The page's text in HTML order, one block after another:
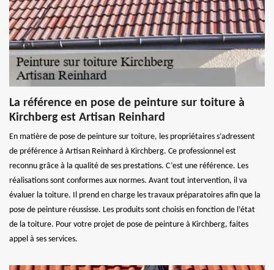
La référence en pose de peinture sur toiture à
Kirchberg est Artisan Reinhard
En matière de pose de peinture sur toiture, les propriétaires s’adressent
de préférence à Artisan Reinhard à Kirchberg. Ce professionnel est
reconnu grâce à la qualité de ses prestations. C’est une référence. Les
réalisations sont conformes aux normes. Avant tout intervention, il va
évaluer la toiture. Il prend en charge les travaux préparatoires afin que la
pose de peinture réussisse. Les produits sont choisis en fonction de l’état
de la toiture. Pour votre projet de pose de peinture à Kirchberg, faites
appel à ses services.